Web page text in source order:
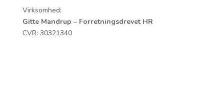
Virksomhed:
Gitte Mandrup – Forretningsdrevet HR
CVR: 30321340